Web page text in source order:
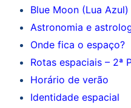
Blue Moon (Lua Azul)
Astronomia e
Onde fica o espaço?
Rotas espaciais – 2ª
Horário de verão
Identidade espacial